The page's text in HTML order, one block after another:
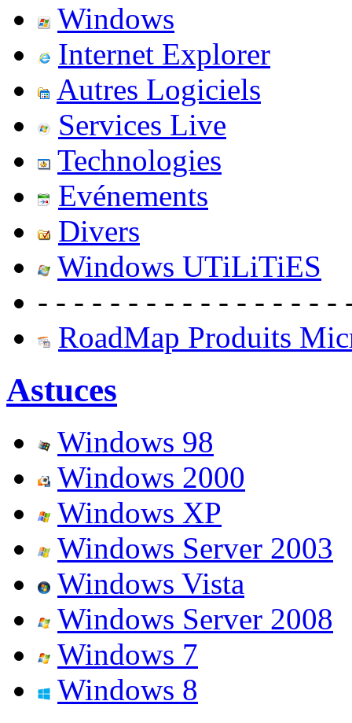
Windows
Internet Explorer
Autres Logiciels
Services Live
Technologies
Evénements
Divers
Windows UTiLiTiES
- - - - - - - - - - - - - - - - -
RoadMap Produits
Astuces
Windows 98
Windows 2000
Windows XP
Windows Server 2003
Windows Vista
Windows Server 2008
Windows 7
Windows 8